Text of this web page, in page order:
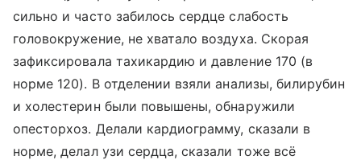
сильно и часто забилось сердце слабость
головокружение, не хватало воздуха. Скорая
зафиксировала тахикардию и давление 170 (в
норме 120). В отделении взяли анализы, билирубин
и холестерин были повышены, обнаружили
опесторхоз. Делали кардиограмму, сказали в
норме, делал узи сердца, сказали тоже всё